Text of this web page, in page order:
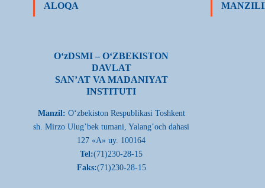
ALOQA
О‘zDSMI – О‘ZBEKISTON
DAVLAT
SAN’AT VA MADANIYAT
INSTITUTI
Manzil: О‘zbekiston Respublikasi Toshkent
sh. Mirzo Ulug’bek tumani, Yalang’och dahasi
127 «A» uy. 100164
Tel:(71)230-28-15
Faks:(71)230-28-15